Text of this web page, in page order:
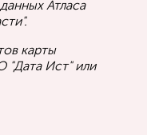
Атласа
карты
"Дата Ист" или